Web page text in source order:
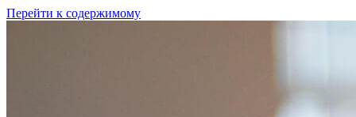
Перейти к содержимому